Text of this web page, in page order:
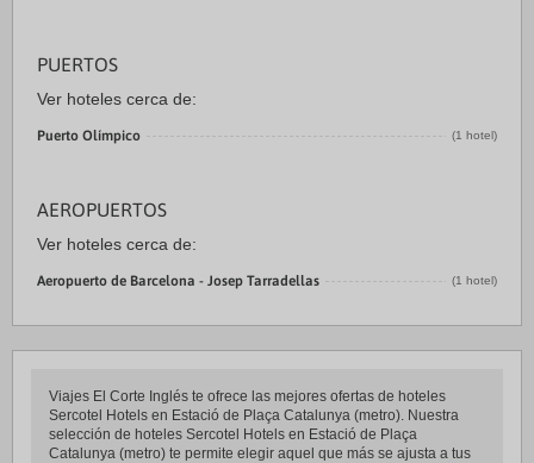
PUERTOS
Ver hoteles cerca de:
Puerto Olímpico (1 hotel)
AEROPUERTOS
Ver hoteles cerca de:
Aeropuerto de Barcelona - Josep Tarradellas (1 hotel)
Viajes El Corte Inglés te ofrece las mejores ofertas de hoteles
Sercotel Hotels en Estació de Plaça Catalunya (metro). Nuestra
selección de hoteles Sercotel Hotels en Estació de Plaça
Catalunya (metro) te permite elegir aquel que más se ajusta a tus